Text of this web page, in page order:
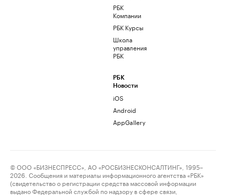
РБК
Компании
РБК Курсы
Школа
управления
РБК
РБК
Новости
iOS
Android
AppGallery
© ООО «БИЗНЕСПРЕСС», АО «РОСБИЗНЕСКОНСАЛТИНГ», 1995–
2026. Сообщения и материалы информационного агентства «РБК»
(свидетельство о регистрации средства массовой информации
выдано Федеральной службой по надзору в сфере связи,